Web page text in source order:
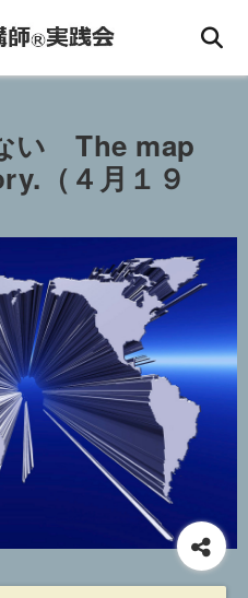
い The map
（４月１９